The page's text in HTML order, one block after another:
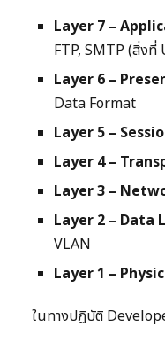
Layer 7 –
FTP, SMTP (สิ่งที่
Layer 6 –
Data Format
Layer 5 –
Layer 4 –
Layer 3 –
Layer 2 – Data
VLAN
Layer 1 –
ในทางปฏิบัติ